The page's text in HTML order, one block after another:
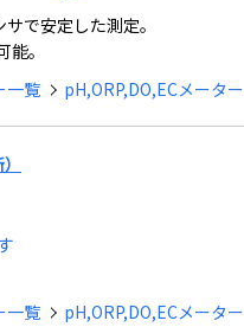
で安定した測定。
。
一覧 pH,ORP,DO,ECメーター
一覧 pH,ORP,DO,ECメーター